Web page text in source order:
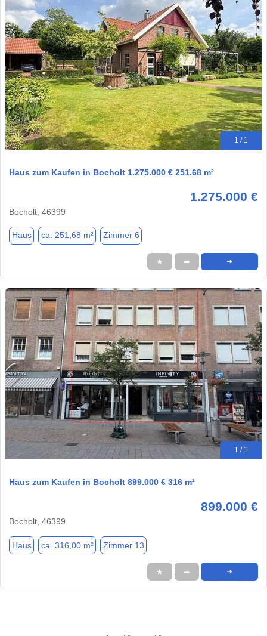
1 / 1
Haus zum Kaufen in Bocholt 1.275.000 € 251.68 m²
1.275.000 €
Bocholt, 46399
Haus ca. 251,68 m² Zimmer 6
★ ➦ ➜
1 / 1
Haus zum Kaufen in Bocholt 899.000 € 316 m²
899.000 €
Bocholt, 46399
Haus ca. 316,00 m² Zimmer 13
★ ➦ ➜